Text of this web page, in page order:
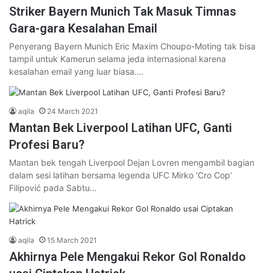
Striker Bayern Munich Tak Masuk Timnas
Gara-gara Kesalahan Email
Penyerang Bayern Munich Eric Maxim Choupo-Moting tak bisa
tampil untuk Kamerun selama jeda internasional karena
kesalahan email yang luar biasa.…
aqila 24 March 2021
Mantan Bek Liverpool Latihan UFC, Ganti
Profesi Baru?
Mantan bek tengah Liverpool Dejan Lovren mengambil bagian
dalam sesi latihan bersama legenda UFC Mirko ‘Cro Cop’
Filipović pada Sabtu…
aqila 15 March 2021
Akhirnya Pele Mengakui Rekor Gol Ronaldo